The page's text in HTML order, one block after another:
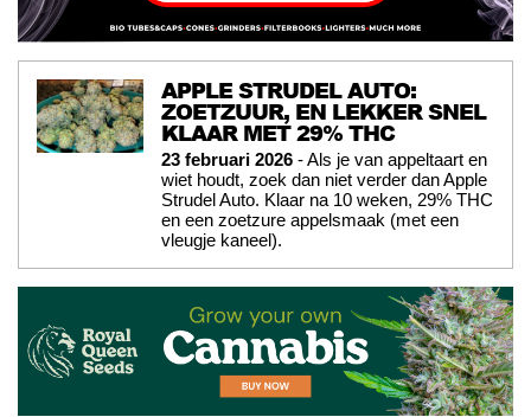
APPLE STRUDEL AUTO:
ZOETZUUR, EN LEKKER SNEL
KLAAR MET 29% THC
23 februari 2026 - Als je van appeltaart en
wiet houdt, zoek dan niet verder dan Apple
Strudel Auto. Klaar na 10 weken, 29% THC
en een zoetzure appelsmaak (met een
vleugje kaneel).